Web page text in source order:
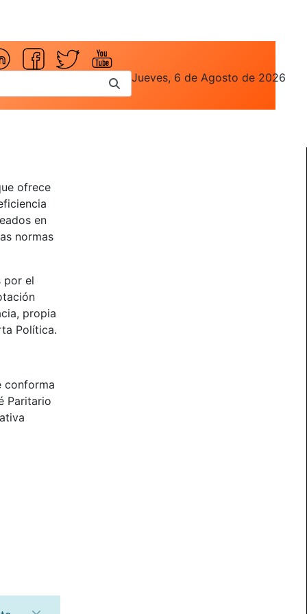
Jueves, 6 de Agosto de 2026
ofrece
en
normas
por el
propia
Política.
conforma
Paritario